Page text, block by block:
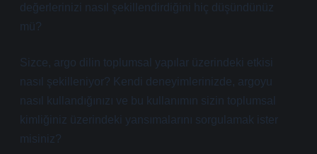
değerlerinizi nasıl şekillendirdiğini hiç düşündünüz
mü?
Sizce, argo dilin toplumsal yapılar üzerindeki etkisi
nasıl şekilleniyor? Kendi deneyimlerinizde, argoyu
nasıl kullandığınızı ve bu kullanımın sizin toplumsal
kimliğiniz üzerindeki yansımalarını sorgulamak ister
misiniz?